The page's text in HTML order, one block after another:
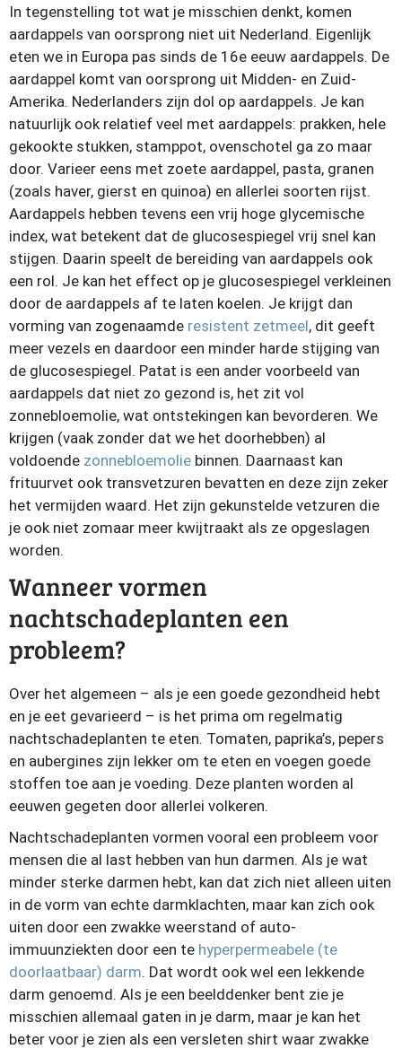
In tegenstelling tot wat je misschien denkt, komen
aardappels van oorsprong niet uit Nederland. Eigenlijk
eten we in Europa pas sinds de 16e eeuw aardappels. De
aardappel komt van oorsprong uit Midden- en Zuid-
Amerika. Nederlanders zijn dol op aardappels. Je kan
natuurlijk ook relatief veel met aardappels: prakken, hele
gekookte stukken, stamppot, ovenschotel ga zo maar
door. Varieer eens met zoete aardappel, pasta, granen
(zoals haver, gierst en quinoa) en allerlei soorten rijst.
Aardappels hebben tevens een vrij hoge glycemische
index, wat betekent dat de glucosespiegel vrij snel kan
stijgen. Daarin speelt de bereiding van aardappels ook
een rol. Je kan het effect op je glucosespiegel verkleinen
door de aardappels af te laten koelen. Je krijgt dan
vorming van zogenaamde resistent zetmeel, dit geeft
meer vezels en daardoor een minder harde stijging van
de glucosespiegel. Patat is een ander voorbeeld van
aardappels dat niet zo gezond is, het zit vol
zonnebloemolie, wat ontstekingen kan bevorderen. We
krijgen (vaak zonder dat we het doorhebben) al
voldoende zonnebloemolie binnen. Daarnaast kan
frituurvet ook transvetzuren bevatten en deze zijn zeker
het vermijden waard. Het zijn gekunstelde vetzuren die
je ook niet zomaar meer kwijtraakt als ze opgeslagen
worden.
Wanneer vormen
nachtschadeplanten een
probleem?
Over het algemeen – als je een goede gezondheid hebt
en je eet gevarieerd – is het prima om regelmatig
nachtschadeplanten te eten. Tomaten, paprika’s, pepers
en aubergines zijn lekker om te eten en voegen goede
stoffen toe aan je voeding. Deze planten worden al
eeuwen gegeten door allerlei volkeren.
Nachtschadeplanten vormen vooral een probleem voor
mensen die al last hebben van hun darmen. Als je wat
minder sterke darmen hebt, kan dat zich niet alleen uiten
in de vorm van echte darmklachten, maar kan zich ook
uiten door een zwakke weerstand of auto-
immuunziekten door een te hyperpermeabele (te
doorlaatbaar) darm. Dat wordt ook wel een lekkende
darm genoemd. Als je een beelddenker bent zie je
misschien allemaal gaten in je darm, maar je kan het
beter voor je zien als een versleten shirt waar zwakke